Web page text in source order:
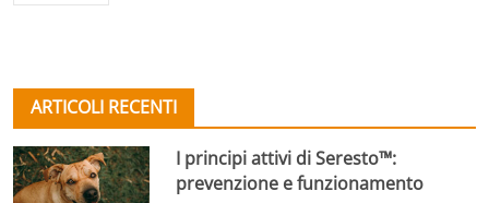
ARTICOLI RECENTI
I principi attivi di Seresto™:
prevenzione e funzionamento